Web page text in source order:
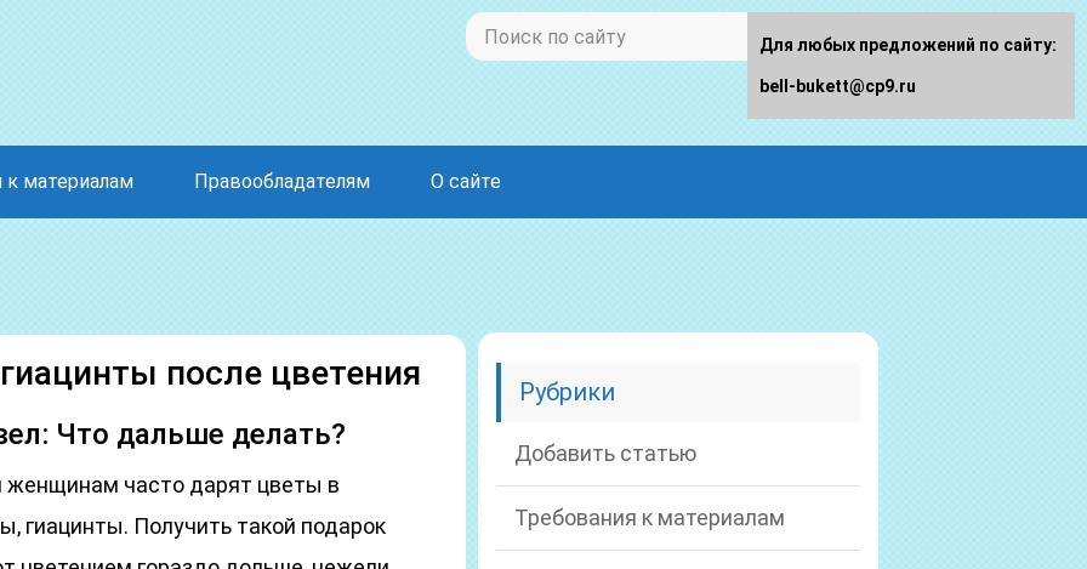
к материалам Правообладателям О сайте
после цветения
Что дальше делать?
часто дарят цветы в
гиацинты. Получить такой подарок
Рубрики
Добавить статью
Требования к материалам
Для любых предложений по сайту:
bell-bukett@cp9.ru